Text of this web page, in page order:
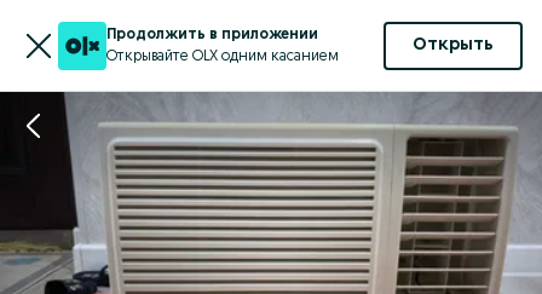
Продолжить в приложении
Открывайте OLX одним касанием
Открыть